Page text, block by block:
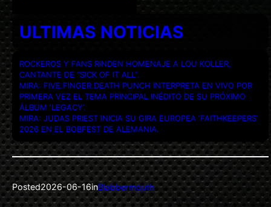
ULTIMAS NOTICIAS
ROCKEROS Y FANS RINDEN HOMENAJE A LOU KOLLER,
CANTANTE DE “SICK OF IT ALL”.
MIRA: FIVE FINGER DEATH PUNCH INTERPRETA EN VIVO POR
PRIMERA VEZ EL TEMA PRINCIPAL INÉDITO DE SU PRÓXIMO
ÁLBUM ‘LEGACY’.
MIRA: JUDAS PRIEST INICIA SU GIRA EUROPEA ‘FAITHKEEPERS’
2026 EN EL BOBFEST DE ALEMANIA.
Posted2026-06-16inBlabbermouth